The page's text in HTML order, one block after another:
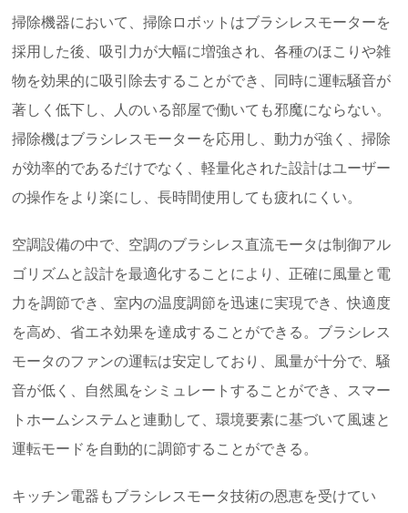
掃除機器において、掃除ロボットはブラシレスモーターを
採用した後、吸引力が大幅に増強され、各種のほこりや雑
物を効果的に吸引除去することができ、同時に運転騒音が
著しく低下し、人のいる部屋で働いても邪魔にならない。
掃除機はブラシレスモーターを応用し、動力が強く、掃除
が効率的であるだけでなく、軽量化された設計はユーザー
の操作をより楽にし、長時間使用しても疲れにくい。
空調設備の中で、空調のブラシレス直流モータは制御アル
ゴリズムと設計を最適化することにより、正確に風量と電
力を調節でき、室内の温度調節を迅速に実現でき、快適度
を高め、省エネ効果を達成することができる。ブラシレス
モータのファンの運転は安定しており、風量が十分で、騒
音が低く、自然風をシミュレートすることができ、スマー
トホームシステムと連動して、環境要素に基づいて風速と
運転モードを自動的に調節することができる。
キッチン電器もブラシレスモータ技術の恩恵を受けてい